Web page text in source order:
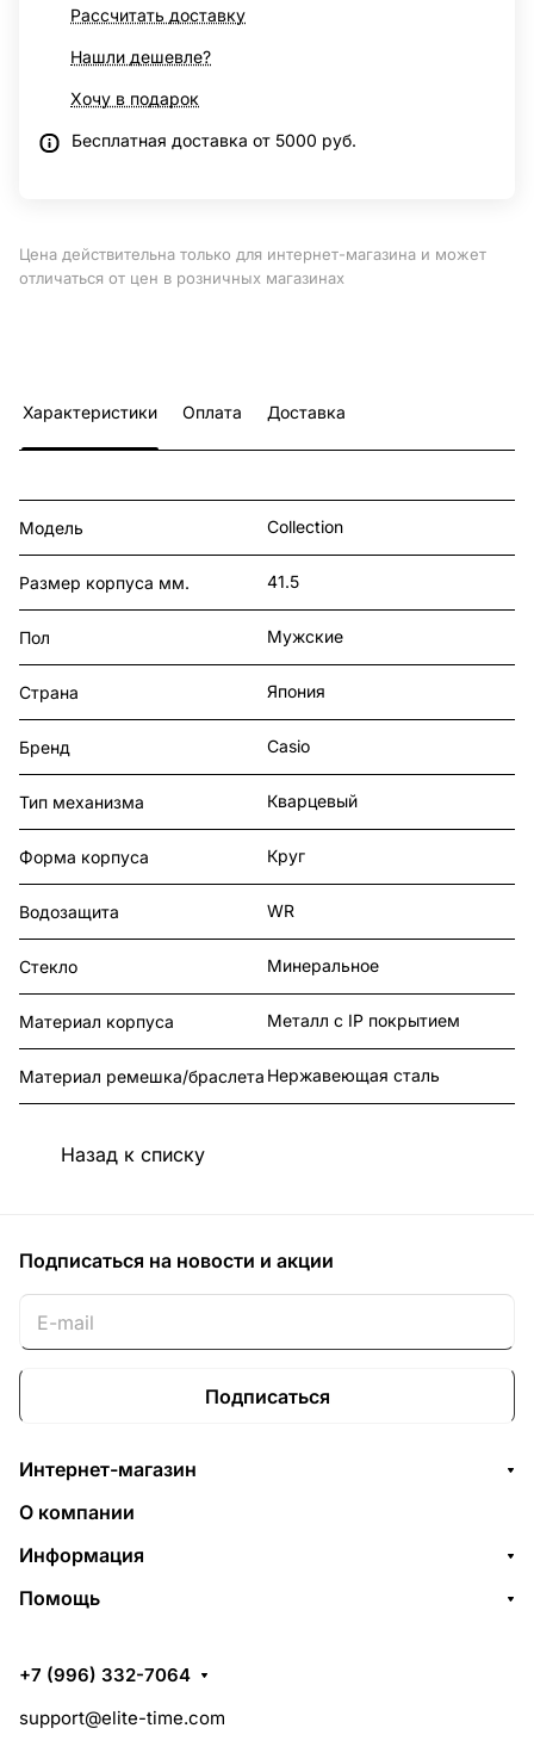
Рассчитать доставку
Нашли дешевле?
Хочу в подарок
Бесплатная доставка от 5000 руб.
Цена действительна только для интернет-магазина и может
отличаться от цен в розничных магазинах
Характеристики Оплата Доставка
Модель Collection
Размер корпуса мм. 41.5
Пол Мужские
Страна Япония
Бренд Casio
Тип механизма Кварцевый
Форма корпуса Круг
Водозащита WR
Стекло Минеральное
Материал корпуса Металл с IP покрытием
Материал ремешка/браслета Нержавеющая сталь
Назад к списку
Подписаться на новости и акции
Подписаться
Интернет-магазин
О компании
Информация
Помощь
+7 (996) 332-7064
support@elite-time.com